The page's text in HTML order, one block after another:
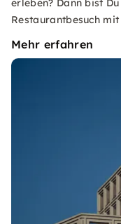
erleben? Dann bist
Restaurantbesuch
Mehr erfahren